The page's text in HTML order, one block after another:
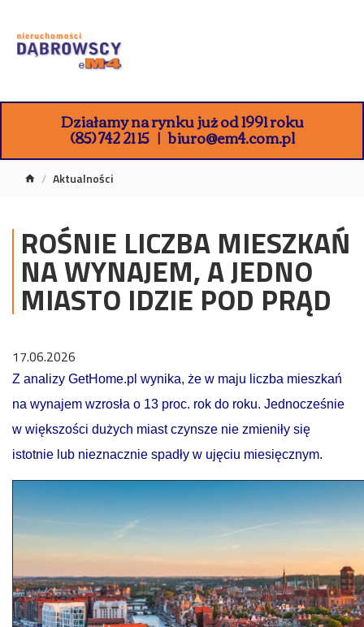
Działamy na rynku już od 1991 roku
(85) 742 21 15 biuro@em4.com.pl
Aktualności
ROŚNIE LICZBA MIESZKAŃ
NA WYNAJEM, A JEDNO
MIASTO IDZIE POD PRĄD
17.06.2026
Z analizy GetHome.pl wynika, że w maju liczba mieszkań
na wynajem wzrosła o 13 proc. rok do roku. Jednocześnie
w większości dużych miast czynsze nie zmieniły się
istotnie lub nieznacznie spadły w ujęciu miesięcznym.